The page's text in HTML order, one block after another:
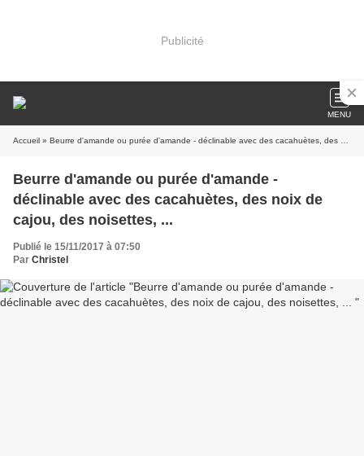
Publicité
MENU
Accueil » Beurre d'amande ou purée d'amande - déclinable avec des cacahuètes, des noix de cajou, des noisettes, ...
Beurre d'amande ou purée d'amande -
déclinable avec des cacahuètes, des noix de
cajou, des noisettes, ...
Publié le 15/11/2017 à 07:50
Par Christel